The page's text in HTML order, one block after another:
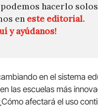
hacerlo
en este editorial.
y ayúdanos!
en el sistema
las escuelas más
afectará el uso